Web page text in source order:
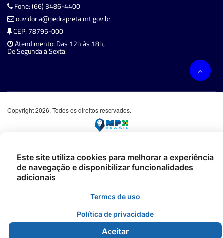
Fone: (66) 3486-4400
ouvidoria@pedrapreta.mt.gov.br
CEP: 78795-000
Atendimento: Das 12h às 18h,
De Segunda à Sexta.
Copyright 2026. Todos os direitos reservados.
Este site utiliza cookies para melhorar a experiência
de navegação e disponibilizar funcionalidades
adicionais
Termos de uso
Política de privacidade
Aceitar